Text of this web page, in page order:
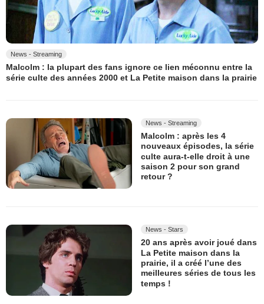
News - Streaming
Malcolm : la plupart des fans ignore ce lien méconnu entre la
série culte des années 2000 et La Petite maison dans la prairie
News - Streaming
Malcolm : après les 4
nouveaux épisodes, la série
culte aura-t-elle droit à une
saison 2 pour son grand
retour ?
News - Stars
20 ans après avoir joué dans
La Petite maison dans la
prairie, il a créé l’une des
meilleures séries de tous les
temps !